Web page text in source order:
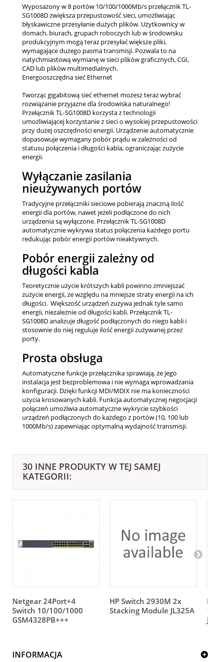
Wyposażony w 8 portów 10/100/1000Mb/s przełącznik TL-
SG1008D zwiększa przepustowość sieci, umożliwiając
błyskawiczne przesyłanie dużych plików. Użytkownicy w
domach, biurach, grupach roboczych lub w środowisku
produkcyjnym mogą teraz przesyłać większe pliki,
wymagające dużego pasma transmisji. Pozwala to na
natychmiastową wymianę w sieci plików graficznych, CGI,
CAD lub plików multimedialnych.
Energooszczędna sieć Ethernet
Tworząc gigabitową sieć ethernet możesz teraz wybrać
rozwiązanie przyjazne dla środowiska naturalnego!
Przełącznik TL-SG1008D korzysta z technologii
umożliwiającej korzystanie z sieci o wysokiej przepustowości
przy dużej oszczędności energii. Urządzenie automatycznie
dopasowuje wymagany pobór prądu w zależności od
statusu połączenia i długości kabla, ograniczając zużycie
energii.
Wyłączanie zasilania
nieużywanych portów
Tradycyjne przełączniki sieciowe pobierają znaczną ilość
energii dla portów, nawet jeżeli podłączone do nich
urządzenia są wyłączone. Przełącznik TL-SG1008D
automatycznie wykrywa status połączenia każdego portu
redukując pobór energii portów nieaktywnych.
Pobór energii zależny od
długości kabla
Teoretycznie użycie krótszych kabli powinno zmniejszać
zużycie energii, ze względu na mniejsze straty energii na ich
długości. Większość urządzeń zużywa jednak tyle samo
energii, niezależnie od długości kabli. Przełącznik TL-
SG1008D analizuje długość podłączonych do niego kabli i
stosownie do niej reguluje ilość energii zużywanej przez
porty.
Prosta obsługa
Automatyczne funkcje przełącznika sprawiają, że jego
instalacja jest bezproblemowa i nie wymaga wprowadzania
konfiguracji. Dzięki funkcji MDI/MDIX nie ma konieczności
użycia krosowanych kabli. Funkcja automatycznej negocjacji
połączeń umożlwia automatyczne wykrycie szybkości
urządzeń podłączonych do każdego z portów (10, 100 lub
1000Mb/s) zapewniając optymalną wydajność transmisji.
30 INNE PRODUKTY W TEJ SAMEJ
KATEGORII:
Netgear 24Port+4
Switch 10/100/1000
GSM4328PB+++
HP Switch 2930M 2x
Stacking Module JL325A
HP
INFORMACJA